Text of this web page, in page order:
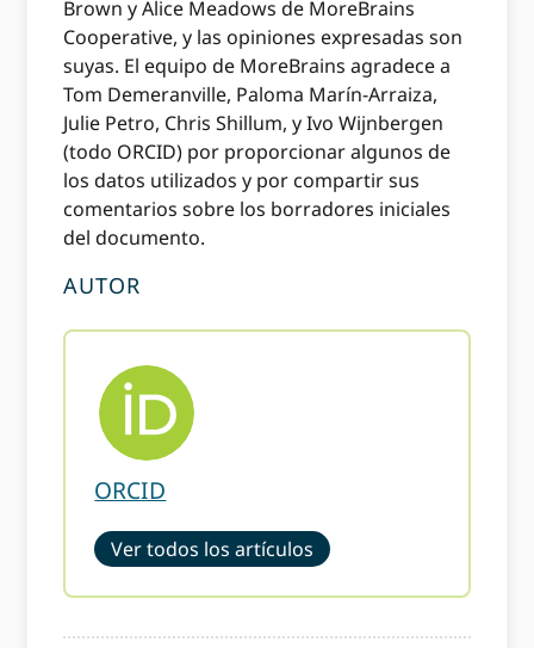
Brown y Alice Meadows de MoreBrains
Cooperative, y las opiniones expresadas son
suyas. El equipo de MoreBrains agradece a
Tom Demeranville, Paloma Marín-Arraiza,
Julie Petro, Chris Shillum, y Ivo Wijnbergen
(todo ORCID) por proporcionar algunos de
los datos utilizados y por compartir sus
comentarios sobre los borradores iniciales
del documento.
AUTOR
ORCID
Ver todos los artículos